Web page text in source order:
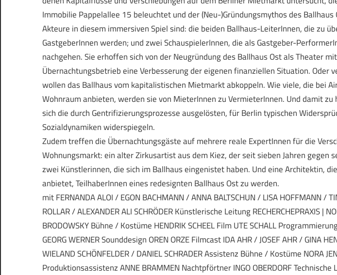
Immobilie Pappelallee 15 beleuchtet und der (Neu-)Gründungsmythos des
Akteure in diesem immersiven Spiel sind: die beiden Ballhaus-LeiterInnen, die zu
GastgeberInnen werden; und zwei SchauspielerInnen, die als Gastgeber-
nachgehen. Sie erhoffen sich von der Neugründung des Ballhaus Ost als Theater
Übernachtungsbetrieb eine Verbesserung der eigenen finanziellen Situation. Oder
wollen das Ballhaus vom kapitalistischen Mietmarkt abkoppeln. Wie viele, die bei
Wohnraum anbieten, werden sie von MieterInnen zu VermieterInnen. Und damit zu
sich die durch Gentrifizierungsprozesse ausgelösten, für Berlin typischen
Sozialdynamiken widerspiegeln.
Zudem treffen die Übernachtungsgäste auf mehrere reale ExpertInnen für die
Wohnungsmarkt: ein alter Zirkusartist aus dem Kiez, der seit sieben Jahren gegen
zwei Künstlerinnen, die sich im Ballhaus eingenistet haben. Und eine Architektin,
anbietet, TeilhaberInnen eines redesignten Ballhaus Ost zu werden.
mit FERNANDA ALOI / EGON BACHMANN / ANNA BALTSCHUN / LISA HOFFMANN /
ROLLAR / ALEXANDER ALI SCHRÖDER Künstlerische Leitung RECHERCHEPRAXIS |
BRODOWSKY Bühne / Kostüme HENDRIK SCHEEL Film UTE SCHALL
GEORG WERNER Sounddesign OREN ORZE Filmcast IDA AHR / JOSEF AHR / GINA
WIELAND SCHÖNFELDER / DANIEL SCHRADER Assistenz Bühne / Kostüme NORA
Produktionsassistenz ANNE BRAMMEN Nachtpförtner INGO OBERDORF Technische